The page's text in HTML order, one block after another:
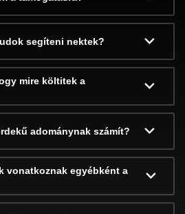
segíteni nektek?
mire költitek a
adománynak számít?
vonatkoznak egyébként a